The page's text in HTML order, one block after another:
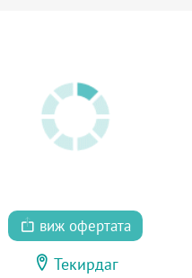
виж офертата
Текирдаг